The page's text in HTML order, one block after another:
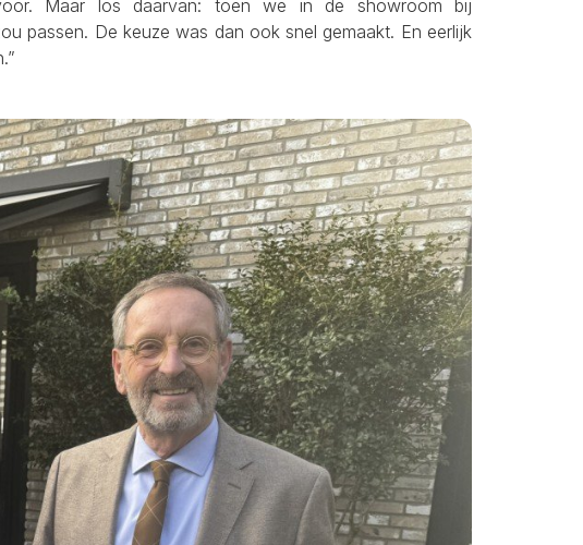
Maar los daarvan: toen we in de showroom bij
passen. De keuze was dan ook snel gemaakt. En eerlijk